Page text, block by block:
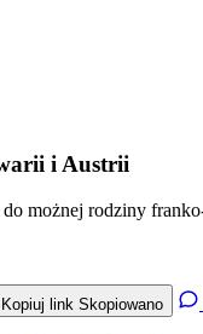
i Austrii
do możnej rodziny
Kopiuj link Skopiowano